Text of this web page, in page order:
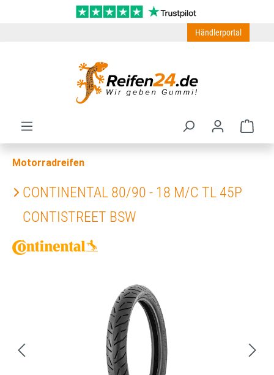
Zum Hauptinhalt springen
Händlerportal
Motorradreifen
CONTINENTAL 80/90 - 18 M/C TL 45P
CONTISTREET BSW